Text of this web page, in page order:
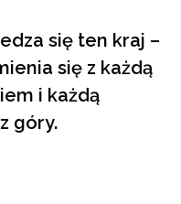
się ten kraj –
się z każdą
i każdą
góry.